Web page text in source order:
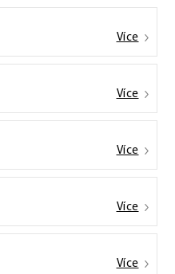
Více
Více
Více
Více
Více